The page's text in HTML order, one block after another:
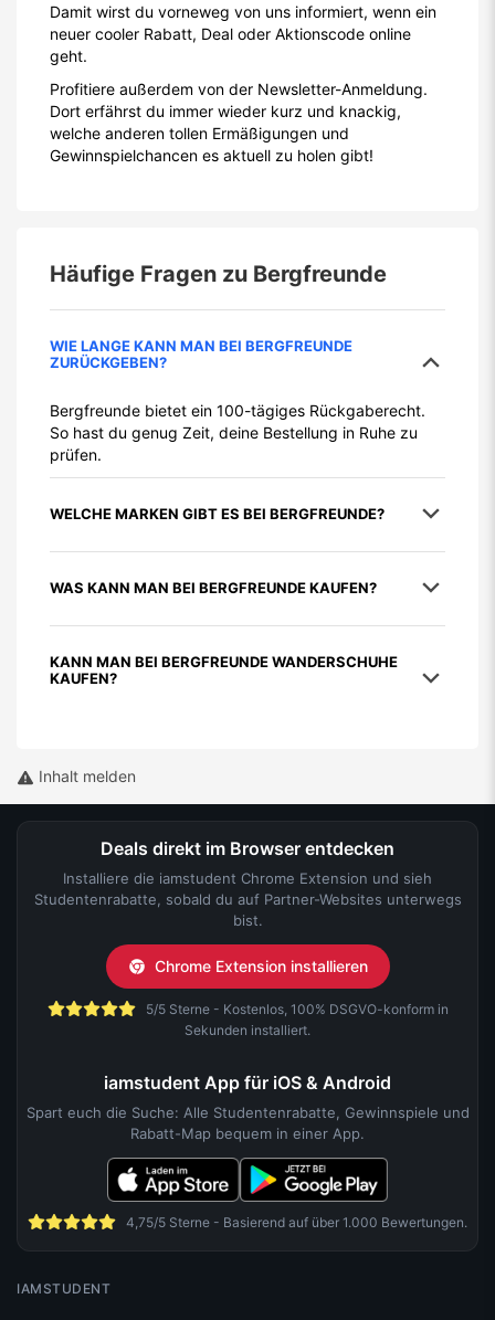
Damit wirst du vorneweg von uns informiert, wenn ein
neuer cooler Rabatt, Deal oder Aktionscode online
geht.
Profitiere außerdem von der Newsletter-Anmeldung.
Dort erfährst du immer wieder kurz und knackig,
welche anderen tollen Ermäßigungen und
Gewinnspielchancen es aktuell zu holen gibt!
Häufige Fragen zu Bergfreunde
WIE LANGE KANN MAN BEI BERGFREUNDE
ZURÜCKGEBEN?
Bergfreunde bietet ein 100-tägiges Rückgaberecht.
So hast du genug Zeit, deine Bestellung in Ruhe zu
prüfen.
WELCHE MARKEN GIBT ES BEI BERGFREUNDE?
WAS KANN MAN BEI BERGFREUNDE KAUFEN?
KANN MAN BEI BERGFREUNDE WANDERSCHUHE
KAUFEN?
Inhalt melden
Deals direkt im Browser entdecken
Installiere die iamstudent Chrome Extension und sieh
Studentenrabatte, sobald du auf Partner-Websites unterwegs
bist.
Chrome Extension installieren
5/5 Sterne - Kostenlos, 100% DSGVO-konform in
Sekunden installiert.
iamstudent App für iOS & Android
Spart euch die Suche: Alle Studentenrabatte, Gewinnspiele und
Rabatt-Map bequem in einer App.
4,75/5 Sterne - Basierend auf über 1.000 Bewertungen.
IAMSTUDENT